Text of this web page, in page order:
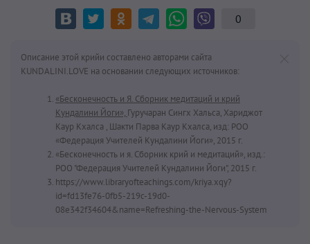
0
Описание этой крийи составлено авторами сайта
KUNDALINI.LOVE на основании следующих источников:
«Бесконечность и Я. Сборник медитаций и крий
Кундалини Йоги», Гуручаран Сингх Хальса, Хариджот
Каур Кхалса , Шакти Парва Каур Кхалса, изд: РОО
«Федерация Учителей Кундалини Йоги», 2015 г.
«Бесконечность и я. Сборник крий и медитаций», изд.:
РОО "Федерация Учителей Кундалини Йоги", 2015 г.
https://www.libraryofteachings.com/kriya.xqy?
id=fd13fe76-0fb5-219c-19d0-
08e342f34604&name=Refreshing-the-Nervous-System